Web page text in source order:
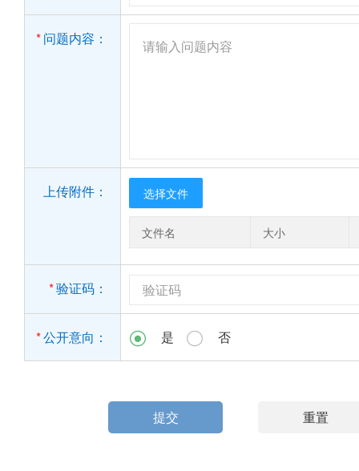
*问题内容：
上传附件： 选择文件
文件名 大小
*验证码：
*公开意向：  是  否